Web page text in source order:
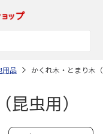
用品 かくれ木・とまり木
虫用）